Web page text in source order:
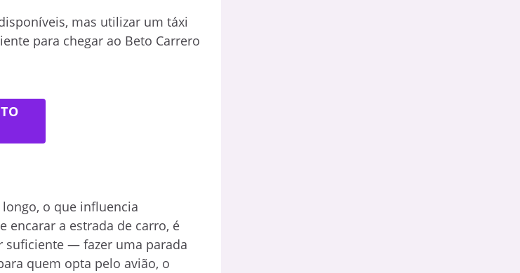
mas utilizar um táxi
para chegar ao Beto Carrero
o que influencia
encarar a estrada de carro, é
suficiente — fazer uma parada
quem opta pelo avião, o